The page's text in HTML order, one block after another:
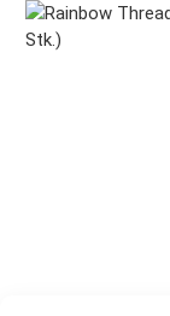
Bildergalerie